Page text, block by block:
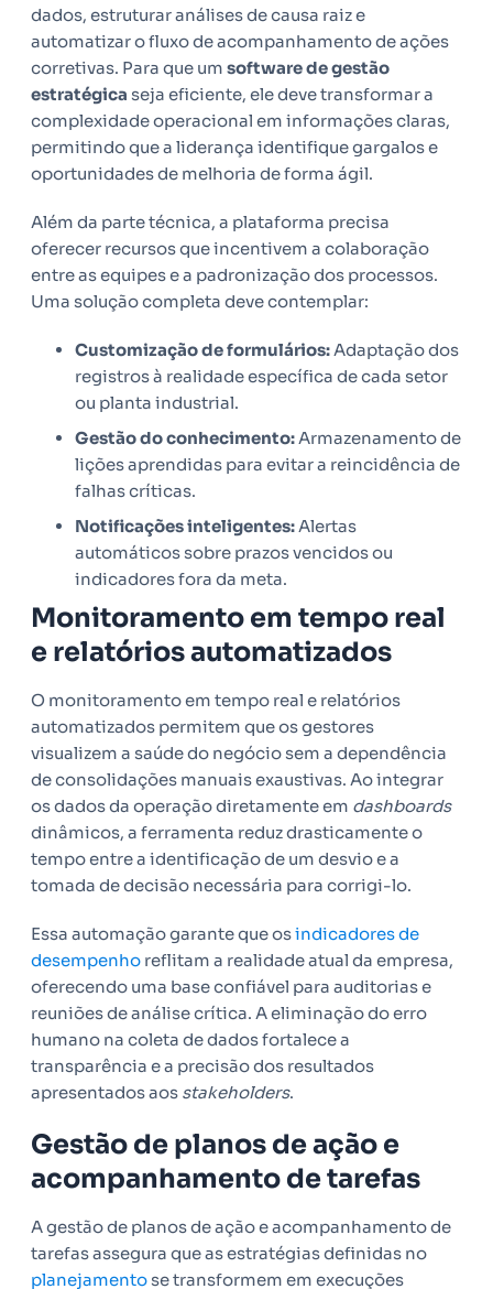
dados, estruturar análises de causa raiz e
automatizar o fluxo de acompanhamento de ações
corretivas. Para que um software de gestão
estratégica seja eficiente, ele deve transformar a
complexidade operacional em informações claras,
permitindo que a liderança identifique gargalos e
oportunidades de melhoria de forma ágil.
Além da parte técnica, a plataforma precisa
oferecer recursos que incentivem a colaboração
entre as equipes e a padronização dos processos.
Uma solução completa deve contemplar:
Customização de formulários:Adaptação dos
registros à realidade específica de cada setor
ou planta industrial.
Gestão do conhecimento:Armazenamento de
lições aprendidas para evitar a reincidência de
falhas críticas.
Notificações inteligentes:Alertas
automáticos sobre prazos vencidos ou
indicadores fora da meta.
Monitoramento em tempo real
e relatórios automatizados
O monitoramento em tempo real e relatórios
automatizados permitem que os gestores
visualizem a saúde do negócio sem a dependência
de consolidações manuais exaustivas. Ao integrar
os dados da operação diretamente em dashboards
dinâmicos, a ferramenta reduz drasticamente o
tempo entre a identificação de um desvio e a
tomada de decisão necessária para corrigi-lo.
Essa automação garante que osindicadores de
desempenho reflitam a realidade atual da empresa,
oferecendo uma base confiável para auditorias e
reuniões de análise crítica. A eliminação do erro
humano na coleta de dados fortalece a
transparência e a precisão dos resultados
apresentados aos stakeholders.
Gestão de planos de ação e
acompanhamento de tarefas
A gestão de planos de ação e acompanhamento de
tarefas assegura que as estratégias definidas no
planejamentose transformem em execuções